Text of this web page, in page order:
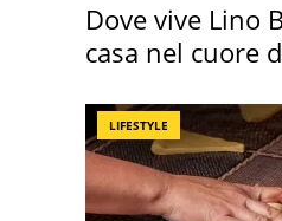
Dove vive Lino
casa nel cuore
LIFESTYLE